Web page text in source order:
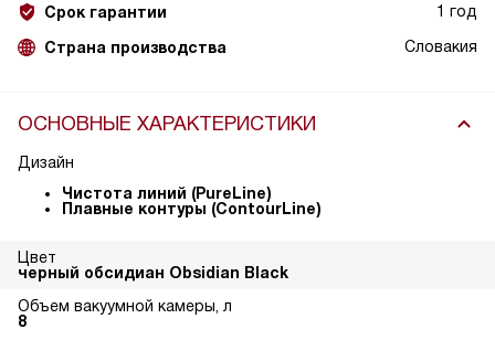
Срок гарантии 1 год
Страна производства Словакия
ОСНОВНЫЕ ХАРАКТЕРИСТИКИ
Дизайн
Чистота линий (PureLine)
Плавные контуры (ContourLine)
Цвет
черный обсидиан Obsidian Black
Объем вакуумной камеры, л
8